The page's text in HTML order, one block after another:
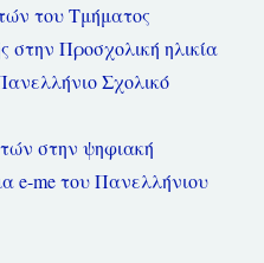
του Τμήματος
στην Προσχολική ηλικία
Σχολικό
στην ψηφιακή
e-me του Πανελλήνιου